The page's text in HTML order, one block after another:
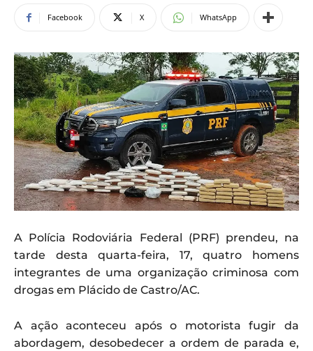
Facebook X WhatsApp
A Polícia Rodoviária Federal (PRF) prendeu, na
tarde desta quarta-feira, 17, quatro homens
integrantes de uma organização criminosa com
drogas em Plácido de Castro/AC.
A ação aconteceu após o motorista fugir da
abordagem, desobedecer a ordem de parada e,